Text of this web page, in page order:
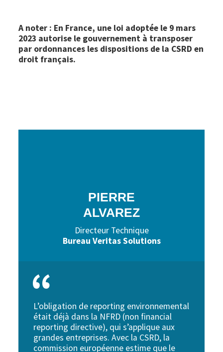
A noter : En France, une loi adoptée le 9 mars
2023 autorise le gouvernement à transposer
par ordonnances les dispositions de la CSRD en
droit français.
PIERRE
ALVAREZ
Directeur Technique
Bureau Veritas Solutions
L’obligation de reporting environnemental
était déjà dans la NFRD (non financial
reporting directive), qui s’applique aux
grandes entreprises. Avec la CSRD, la
commission européenne estime que le